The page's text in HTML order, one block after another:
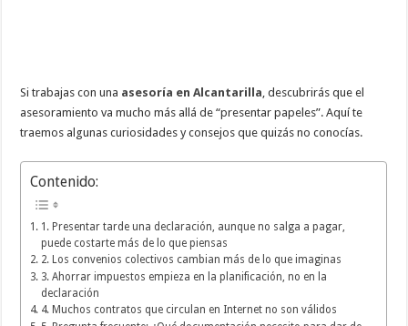
Si trabajas con una asesoría en Alcantarilla , descubrirás que el
asesoramiento va mucho más allá de “presentar papeles”. Aquí te
traemos algunas curiosidades y consejos que quizás no conocías.
Contenido:
1. Presentar tarde una declaración, aunque no salga a pagar,
puede costarte más de lo que piensas
2. Los convenios colectivos cambian más de lo que imaginas
3. Ahorrar impuestos empieza en la planificación, no en la
declaración
4. Muchos contratos que circulan en Internet no son válidos